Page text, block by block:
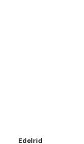
Edelrid